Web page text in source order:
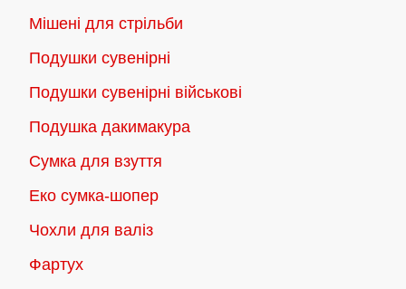
Мішені для стрільби
Подушки сувенірні
Подушки сувенірні військові
Подушка дакимакура
Сумка для взуття
Еко сумка-шопер
Чохли для валіз
Фартух